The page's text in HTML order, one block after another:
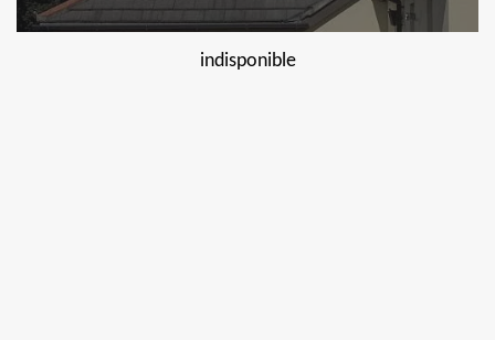
indisponible